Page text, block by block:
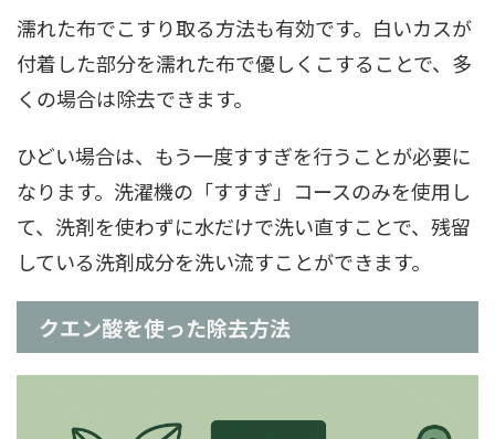
濡れた布でこすり取る方法も有効です。白いカスが
付着した部分を濡れた布で優しくこすることで、多
くの場合は除去できます。
ひどい場合は、もう一度すすぎを行うことが必要に
なります。洗濯機の「すすぎ」コースのみを使用し
て、洗剤を使わずに水だけで洗い直すことで、残留
している洗剤成分を洗い流すことができます。
クエン酸を使った除去方法